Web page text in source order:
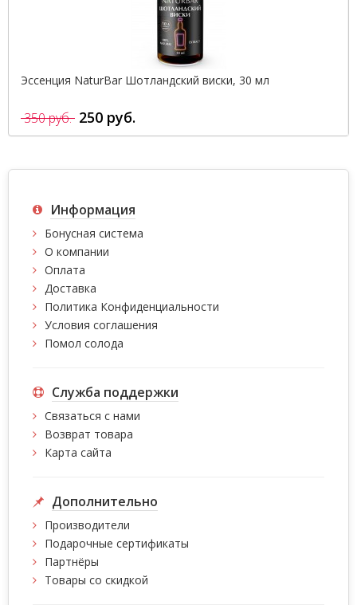
Эссенция NaturBar Шотландский виски, 30 мл
350 руб. 250 руб.
Информация
Бонусная система
О компании
Оплата
Доставка
Политика Конфиденциальности
Условия соглашения
Помол солода
Служба поддержки
Связаться с нами
Возврат товара
Карта сайта
Дополнительно
Производители
Подарочные сертификаты
Партнёры
Товары со скидкой